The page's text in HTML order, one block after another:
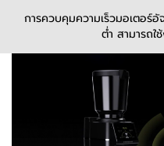
การควบคุมความเร็วมอเตอร์
ต่ำ สามารถใ